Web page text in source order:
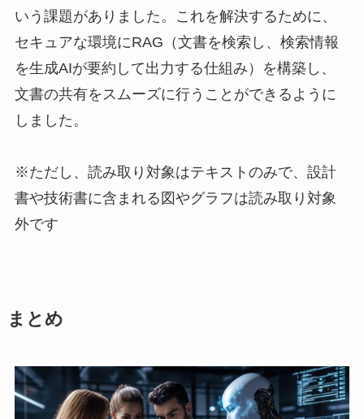
いう課題がありました。これを解決するために、
セキュアな環境にRAG（文書を検索し、検索情報
を生成AIが要約して出力する仕組み）を構築し、
文書の共有をスムーズに行うことができるように
しました。
※ただし、読み取り対象はテキストのみで、設計
書や技術書に含まれる図やグラフは読み取り対象
外です
まとめ